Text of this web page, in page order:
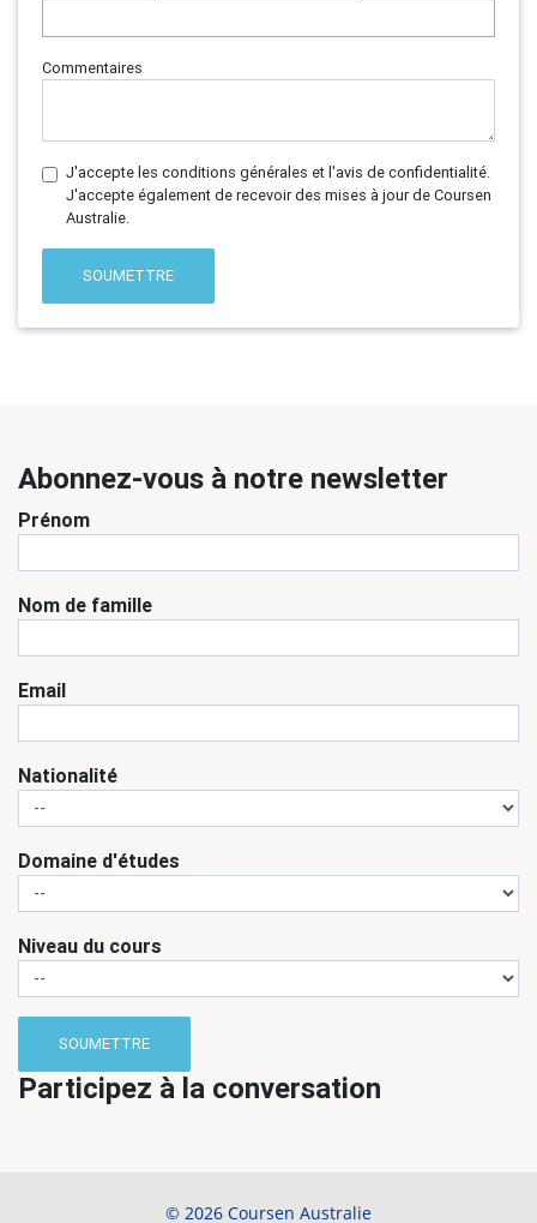
Commentaires
J'accepte les conditions générales et l'avis de confidentialité.
J'accepte également de recevoir des mises à jour de Coursen
Australie.
SOUMETTRE
Abonnez-vous à notre newsletter
Prénom
Nom de famille
Email
Nationalité
Domaine d'études
Niveau du cours
SOUMETTRE
Participez à la conversation
© 2026 Coursen Australie